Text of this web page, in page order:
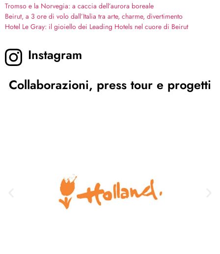
Tromso e la Norvegia: a caccia dell’aurora boreale
Beirut, a 3 ore di volo dall’Italia tra arte, charme, divertimento
Hotel Le Gray: il gioiello dei Leading Hotels nel cuore di Beirut
Instagram
Collaborazioni, press tour e progetti